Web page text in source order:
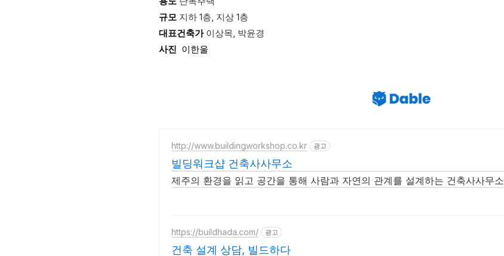
규모 지하 1층, 지상 1층
대표건축가 이상목, 박윤경
사진 이한울
http://www.buildingworkshop.co.kr 광고
빌딩워크샵 건축사사무소
제주의 환경을 읽고 공간을 통해 사람과 자연의 관계를 설계하는 건축사사무소
https://buildhada.com/ 광고
건축 설계 상담, 빌드하다